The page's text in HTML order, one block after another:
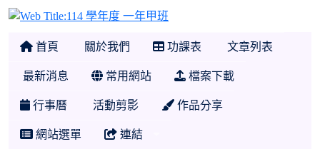
首頁 關於我們 功課表 文章列表
最新消息 常用網站 檔案下載
行事曆 活動剪影 作品分享
網站選單 連結